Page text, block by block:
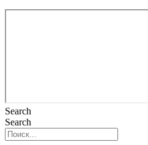
Search
Search